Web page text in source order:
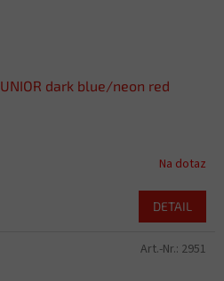
dark blue/neon red
Na dotaz
DETAIL
Art.-Nr.: 2951